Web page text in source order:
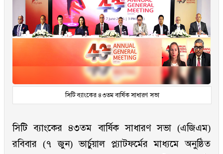
সিটি ব্যাংকের ৪৩তম বার্ষিক সাধারণ সভা
সিটি ব্যাংকের ৪৩তম বার্ষিক সাধারণ সভা (এজিএম)
রবিবার (৭ জুন) ভার্চুয়াল প্ল্যাটফর্মের মাধ্যমে অনুষ্ঠিত